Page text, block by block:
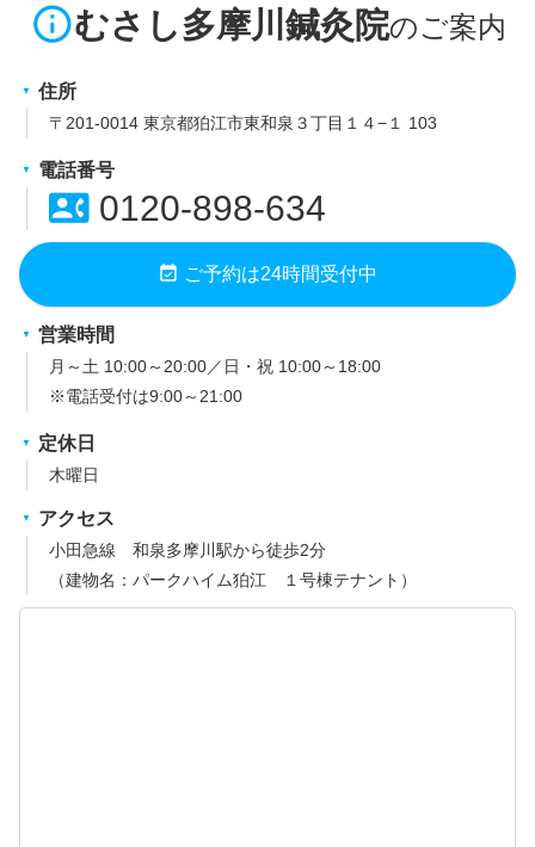
info_outlineむさし多摩川鍼灸院
住所
〒201-0014 東京都狛江市東和泉３丁目１４−１ 103
電話番号
contact_phone0120-898-634
event_available ご予約は24時間受付中
営業時間
月～土 10:00～20:00／日・祝 10:00～18:00
※電話受付は9:00～21:00
定休日
木曜日
アクセス
小田急線 和泉多摩川駅から徒歩2分
（建物名：パークハイム狛江 １号棟テナント）